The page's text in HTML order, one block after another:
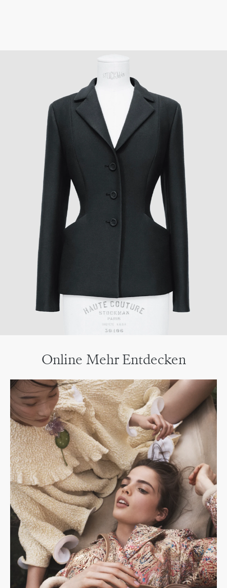
Online Mehr Entdecken